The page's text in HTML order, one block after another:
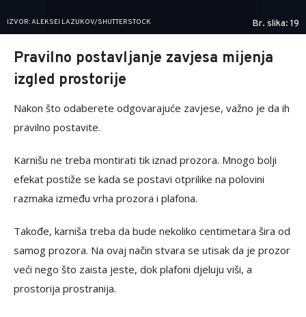
IZVOR: ALEKSEI LAZUKOV/SHUTTERSTOCK Br. slika: 19
Pravilno postavljanje zavjesa mijenja
izgled prostorije
Nakon što odaberete odgovarajuće zavjese, važno je da ih
pravilno postavite.
Karnišu ne treba montirati tik iznad prozora. Mnogo bolji
efekat postiže se kada se postavi otprilike na polovini
razmaka između vrha prozora i plafona.
Takođe, karniša treba da bude nekoliko centimetara šira od
samog prozora. Na ovaj način stvara se utisak da je prozor
veći nego što zaista jeste, dok plafoni djeluju viši, a
prostorija prostranija.